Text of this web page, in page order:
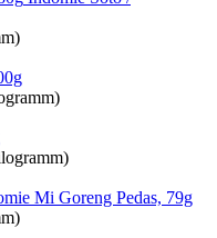
Mi Goreng Pedas, 79g